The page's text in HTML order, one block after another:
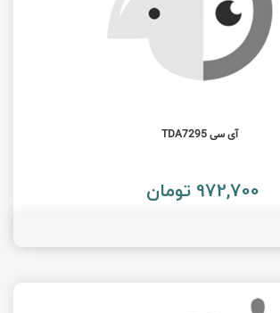
آی سی TDA7295
972,700 تومان